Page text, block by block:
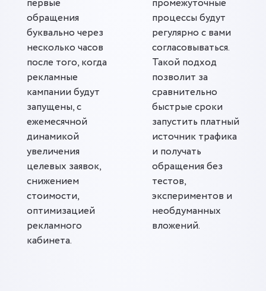
первые
обращения
буквально через
несколько часов
после того, когда
рекламные
кампании будут
запущены, с
ежемесячной
динамикой
увеличения
целевых заявок,
снижением
стоимости,
оптимизацией
рекламного
кабинета.
промежуточные
процессы будут
регулярно с вами
согласовываться.
Такой подход
позволит за
сравнительно
быстрые сроки
запустить платный
источник трафика
и получать
обращения без
тестов,
экспериментов и
необдуманных
вложений.